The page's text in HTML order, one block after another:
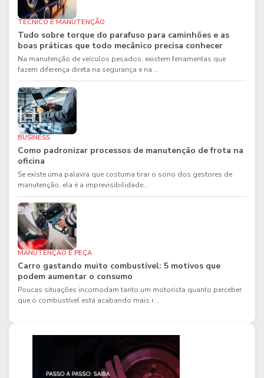
TÉCNICO E MANUTENÇÃO
Tudo sobre torque do parafuso para caminhões e as
boas práticas que todo mecânico precisa conhecer
Na manutenção de veículos pesados, existem ferramentas que
fazem diferença direta na segurança e na ...
BUSINESS
Como padronizar processos de manutenção de frota na
oficina
Se existe uma palavra que costuma tirar o sono dos gestores de
manutenção, ela é a imprevisibilidade...
MANUTENÇÃO E PEÇA
Carro gastando muito combustível: 5 motivos que
podem aumentar o consumo
Poucas situações incomodam tanto um motorista quanto perceber
que o combustível está acabando mais r...